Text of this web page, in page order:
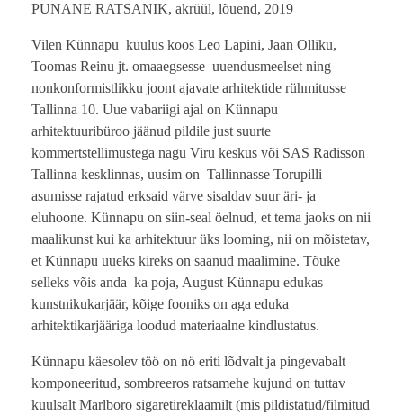
PUNANE RATSANIK, akrüül, lõuend, 2019
Vilen Künnapu kuulus koos Leo Lapini, Jaan Olliku,
Toomas Reinu jt. omaaegsesse uuendusmeelset ning
nonkonformistlikku joont ajavate arhitektide rühmitusse
Tallinna 10. Uue vabariigi ajal on Künnapu
arhitektuuribüroo jäänud pildile just suurte
kommertstellimustega nagu Viru keskus või SAS Radisson
Tallinna kesklinnas, uusim on Tallinnasse Torupilli
asumisse rajatud erksaid värve sisaldav suur äri- ja
eluhoone. Künnapu on siin-seal öelnud, et tema jaoks on nii
maalikunst kui ka arhitektuur üks looming, nii on mõistetav,
et Künnapu uueks kireks on saanud maalimine. Tõuke
selleks võis anda ka poja, August Künnapu edukas
kunstnikukarjäär, kõige fooniks on aga eduka
arhitektikarjääriga loodud materiaalne kindlustatus.
Künnapu käesolev töö on nö eriti lõdvalt ja pingevabalt
komponeeritud, sombreeros ratsamehe kujund on tuttav
kuulsalt Marlboro sigaretireklaamilt (mis pildistatud/filmitud